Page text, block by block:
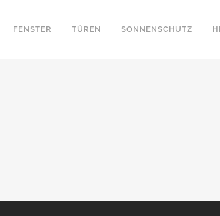
FENSTER TÜREN SONNENSCHUTZ